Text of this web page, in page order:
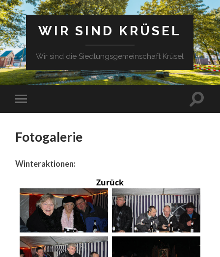
WIR SIND KRÜSEL
Wir sind die Siedlungsgemeinschaft Krüsel
Fotogalerie
Winteraktionen:
Zurück